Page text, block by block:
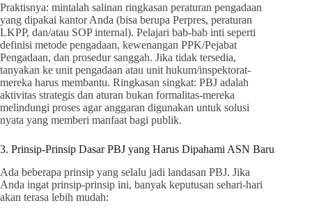
Praktisnya: mintalah salinan ringkasan peraturan pengadaan
yang dipakai kantor Anda (bisa berupa Perpres, peraturan
LKPP, dan/atau SOP internal). Pelajari bab-bab inti seperti
definisi metode pengadaan, kewenangan PPK/Pejabat
Pengadaan, dan prosedur sanggah. Jika tidak tersedia,
tanyakan ke unit pengadaan atau unit hukum/inspektorat-
mereka harus membantu. Ringkasan singkat: PBJ adalah
aktivitas strategis dan aturan bukan formalitas-mereka
melindungi proses agar anggaran digunakan untuk solusi
nyata yang memberi manfaat bagi publik.
3. Prinsip-Prinsip Dasar PBJ yang Harus Dipahami ASN Baru
Ada beberapa prinsip yang selalu jadi landasan PBJ. Jika
Anda ingat prinsip-prinsip ini, banyak keputusan sehari-hari
akan terasa lebih mudah: